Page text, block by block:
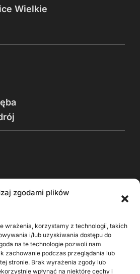
zgodami plików
wrażenia, korzystamy z technologii, takich
i/lub uzyskiwania dostępu do
na te technologie pozwoli nam
zachowanie podczas przeglądania lub
stronie. Brak wyrażenia zgody lub
wpłynąć na niektóre cechy i
Wielkie